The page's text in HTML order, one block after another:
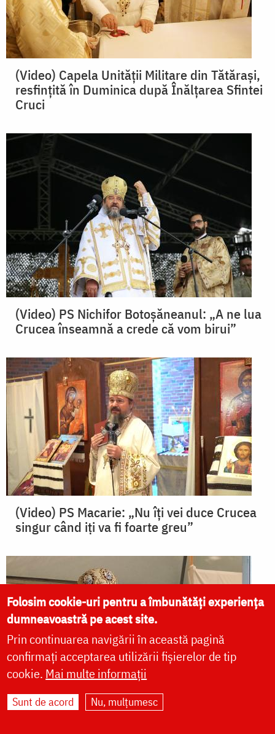
(Video) Capela Unității Militare din Tătărași,
resfințită în Duminica după Înălțarea Sfintei
Cruci
(Video) PS Nichifor Botoșăneanul: „A ne lua
Crucea înseamnă a crede că vom birui”
(Video) PS Macarie: „Nu îți vei duce Crucea
singur când iți va fi foarte greu”
(Video) IPS Teofan: „În Taina Sfintei Cruci se
Folosim cookie-uri pentru a îmbunătăți experiența
dumneavoastră pe acest site.
Prin continuarea navigării în această pagină
confirmați acceptarea utilizării fișierelor de tip
cookie. Mai multe informații
Sunt de acord Nu, mulțumesc